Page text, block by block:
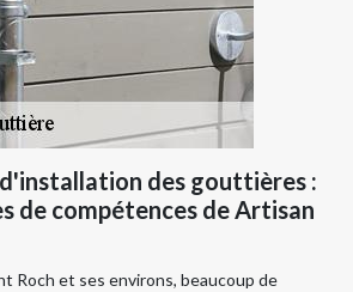
des gouttières :
de compétences de Artisan
Roch et ses environs, beaucoup de